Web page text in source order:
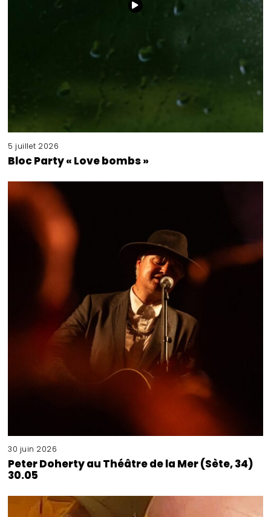
5 juillet 2026
Bloc Party « Love bombs »
30 juin 2026
Peter Doherty au Théâtre de la Mer (Sète, 34)
30.05